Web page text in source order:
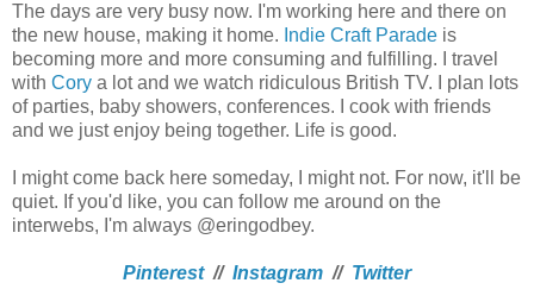
The days are very busy now. I'm working here and there on
the new house, making it home. Indie Craft Parade is
becoming more and more consuming and fulfilling. I travel
with Cory a lot and we watch ridiculous British TV. I plan lots
of parties, baby showers, conferences. I cook with friends
and we just enjoy being together. Life is good.
I might come back here someday, I might not. For now, it'll be
quiet. If you'd like, you can follow me around on the
interwebs, I'm always @eringodbey.
Pinterest// Instagram // Twitter